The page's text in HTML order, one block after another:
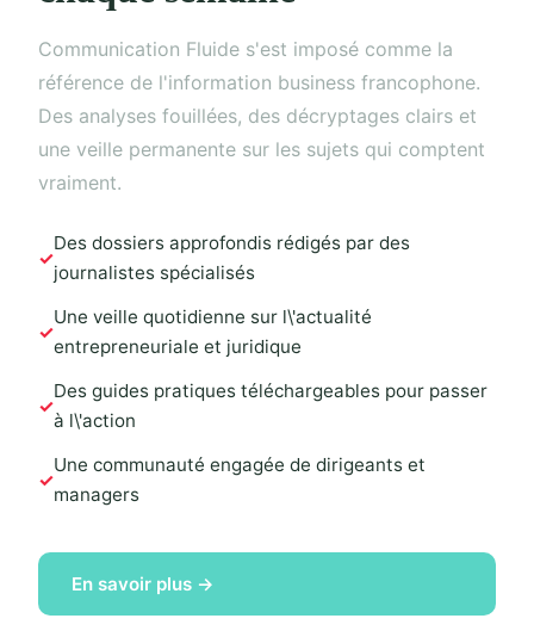
Communication Fluide s'est imposé comme la
référence de l'information business francophone.
Des analyses fouillées, des décryptages clairs et
une veille permanente sur les sujets qui comptent
vraiment.
Des dossiers approfondis rédigés par des
journalistes spécialisés
Une veille quotidienne sur l\'actualité
entrepreneuriale et juridique
Des guides pratiques téléchargeables pour passer
à l\'action
Une communauté engagée de dirigeants et
managers
En savoir plus →